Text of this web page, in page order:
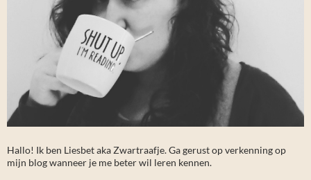
Hallo! Ik ben Liesbet aka Zwartraafje. Ga gerust op verkenning op
mijn blog wanneer je me beter wil leren kennen.